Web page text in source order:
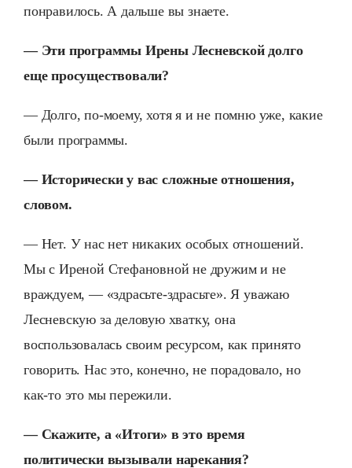
понравилось. А дальше вы знаете.
— Эти программы Ирены Лесневской долго
еще просуществовали?
— Долго, по-моему, хотя я и не помню уже, какие
были программы.
— Исторически у вас сложные отношения,
словом.
— Нет. У нас нет никаких особых отношений.
Мы с Иреной Стефановной не дружим и не
враждуем, — «здрасьте-здрасьте». Я уважаю
Лесневскую за деловую хватку, она
воспользовалась своим ресурсом, как принято
говорить. Нас это, конечно, не порадовало, но
как-то это мы пережили.
— Скажите, а «Итоги» в это время
политически вызывали нарекания?